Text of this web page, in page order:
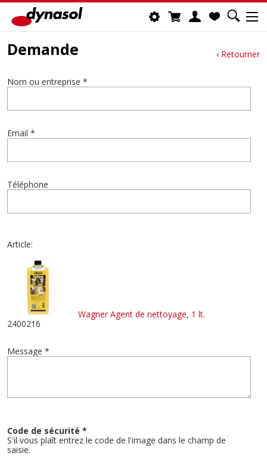
‹ Retourner
Demande
Nom ou entreprise *
Email *
Téléphone
Article:
Wagner Agent de nettoyage, 1 lt.
2400216
Message *
Code de sécurité *
S'il vous plaît entrez le code de l'image dans le champ de
saisie.